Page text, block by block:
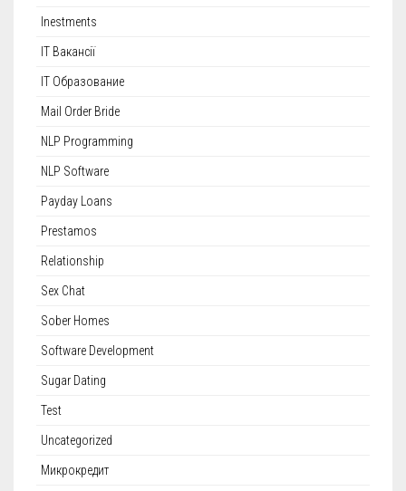
Inestments
IT Вакансії
IT Образование
Mail Order Bride
NLP Programming
NLP Software
Payday Loans
Prestamos
Relationship
Sex Chat
Sober Homes
Software Development
Sugar Dating
Test
Uncategorized
Микрокредит